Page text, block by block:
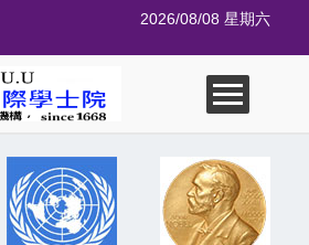
2026/08/08 星期六